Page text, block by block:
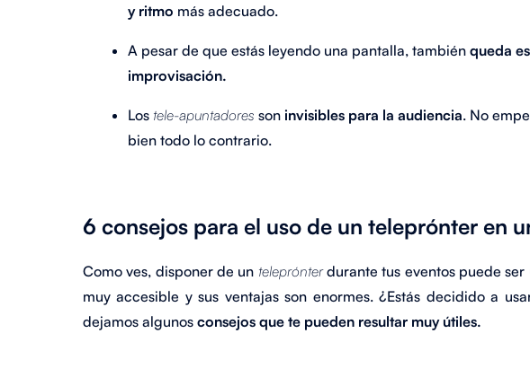
y ritmo más adecuado.
A pesar de que estás leyendo una pantalla, también queda
improvisación.
Los tele-apuntadores soninvisibles para la audiencia. No
bien todo lo contrario.
6 consejos para el uso de un teleprónter en
Como ves, disponer de un teleprónterdurante tus eventos puede
muy accesible y sus ventajas son enormes. ¿Estás decidido a
dejamos algunos consejos que te pueden resultar muy útiles.